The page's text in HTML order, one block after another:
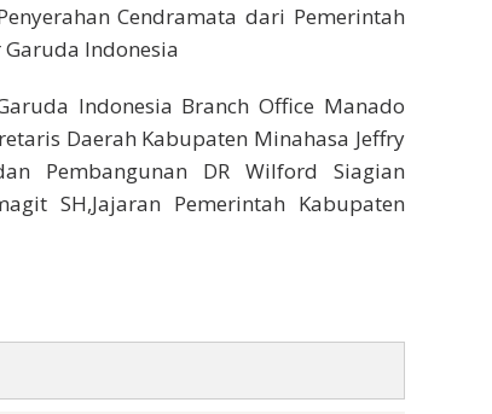
Cendramata dari Pemerintah
Indonesia
Indonesia Branch Office Manado
Daerah Kabupaten Minahasa Jeffry
Pembangunan DR Wilford Siagian
SH,Jajaran Pemerintah Kabupaten